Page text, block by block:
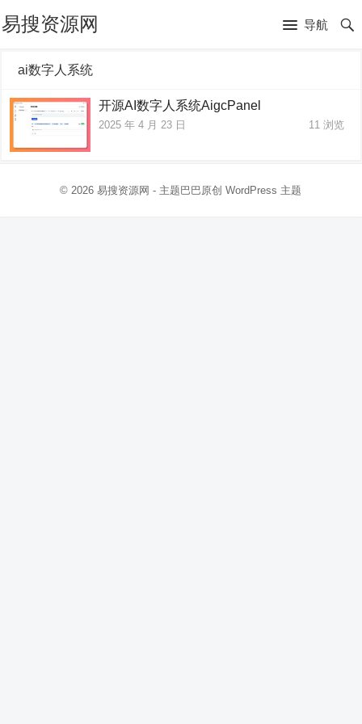
易搜资源网 导航
ai数字人系统
开源AI数字人系统AigcPanel
2025 年 4 月 23 日 11浏览
© 2026易搜资源网 - 主题巴巴原创WordPress 主题